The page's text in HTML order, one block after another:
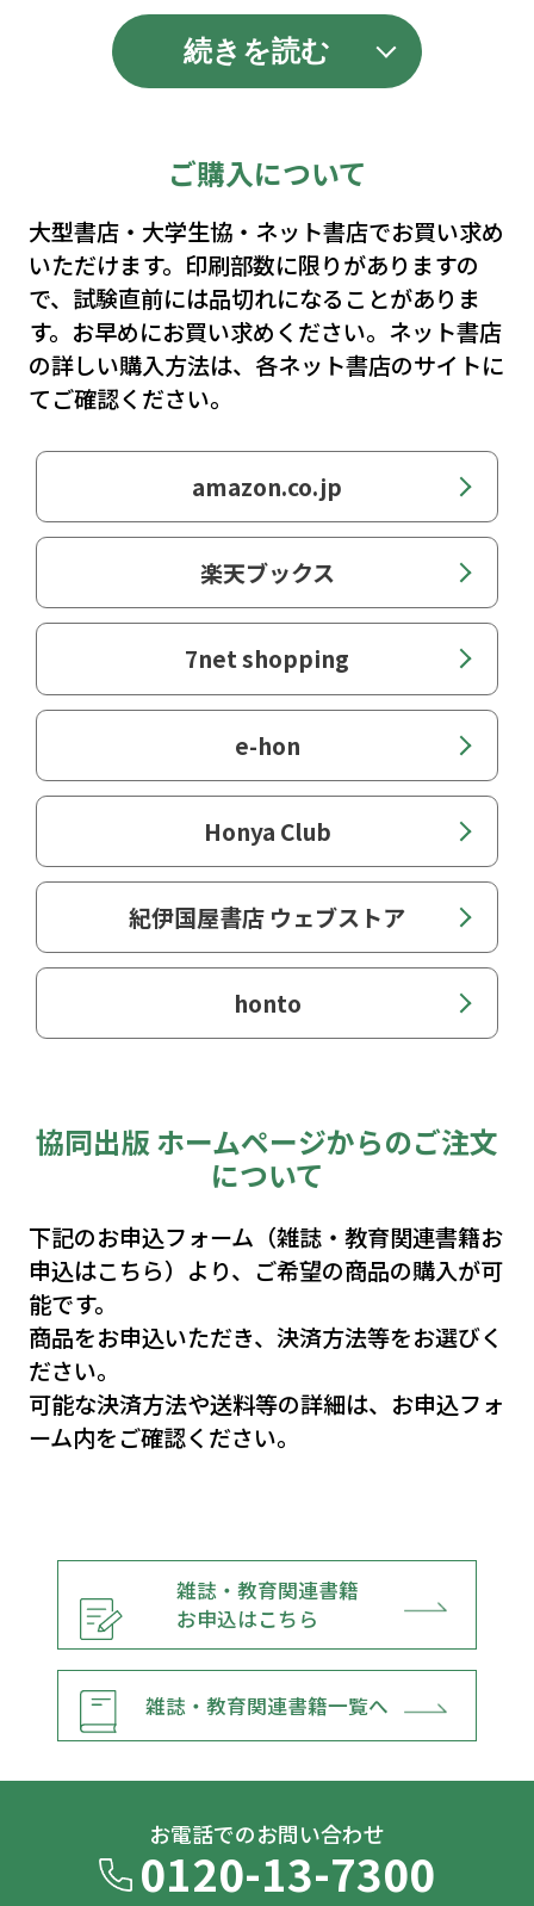
続きを読む
ご購入について
大型書店・大学生協・ネット書店でお買い求め
いただけます。印刷部数に限りがありますの
で、試験直前には品切れになることがありま
す。お早めにお買い求めください。ネット書店
の詳しい購入方法は、各ネット書店のサイトに
てご確認ください。
amazon.co.jp
楽天ブックス
7net shopping
e-hon
Honya Club
紀伊国屋書店 ウェブストア
honto
協同出版 ホームページからのご注文
について
下記のお申込フォーム（雑誌・教育関連書籍お
申込はこちら）より、ご希望の商品の購入が可
能です。
商品をお申込いただき、決済方法等をお選びく
ださい。
可能な決済方法や送料等の詳細は、お申込フォ
ーム内をご確認ください。
雑誌・教育関連書籍
お申込はこちら
雑誌・教育関連書籍一覧へ
お電話でのお問い合わせ
0120-13-7300